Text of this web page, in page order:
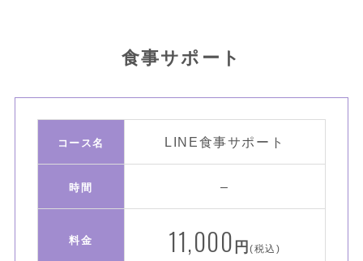
食事サポート
コース名 LINE食事サポート
時間 –
料金 11,000 円(税込)